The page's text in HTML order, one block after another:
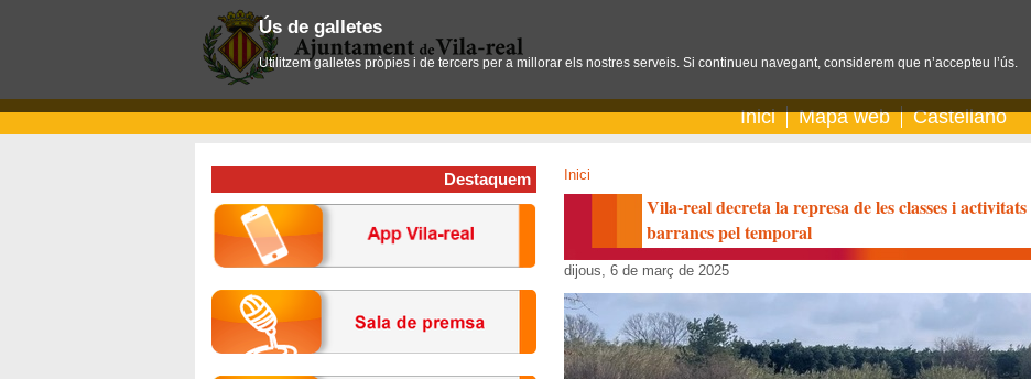
Inici Mapa web Castellano
Inici
Vila-real decreta la represa de les classes i
barrancs pel temporal
dijous, 6 de març de 2025
Destaquem
Ús de galletes
Utilitzem galletes pròpies i de tercers per a millorar els nostres serveis. Si continueu navegant, considerem que n’accepteu l’ús.